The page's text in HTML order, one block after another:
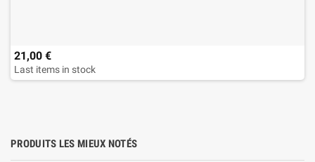
21,00 €
Last items in stock
PRODUITS LES MIEUX NOTÉS